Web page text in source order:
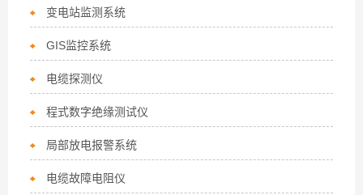
变电站监测系统
GIS监控系统
电缆探测仪
程式数字绝缘测试仪
局部放电报警系统
电缆故障电阻仪